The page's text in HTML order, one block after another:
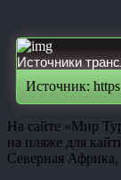
Источники
Источник:
На сайте «Мир
на пляже для
Северная Африка,